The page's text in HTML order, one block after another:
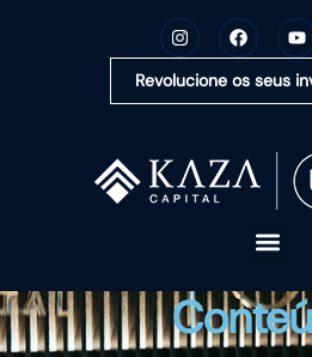
Revolucione os seus
A KAZA
SOLUÇÕES